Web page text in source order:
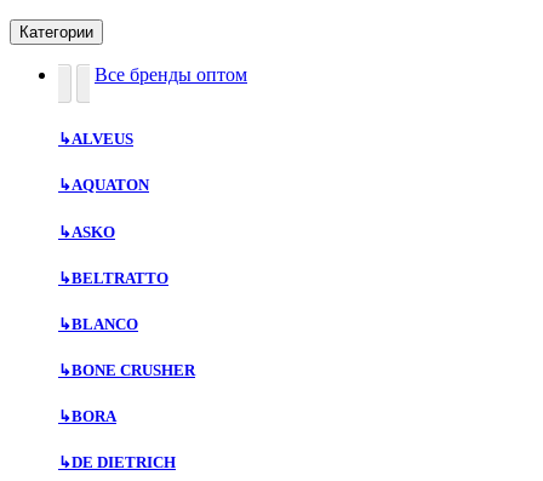
Категории
Все бренды оптом
↳ALVEUS
↳AQUATON
↳ASKO
↳BELTRATTO
↳BLANCO
↳BONE CRUSHER
↳BORA
↳DE DIETRICH